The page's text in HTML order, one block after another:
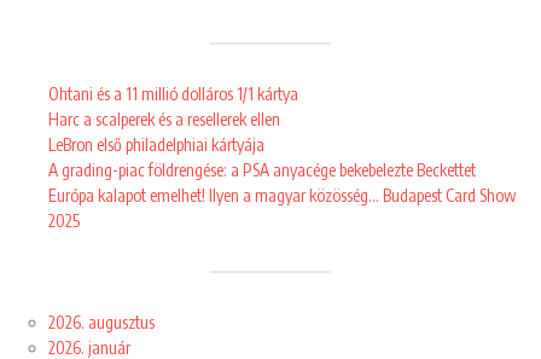
Ohtani és a 11 millió dolláros 1/1 kártya
Harc a scalperek és a resellerek ellen
LeBron első philadelphiai kártyája
A grading-piac földrengése: a PSA anyacége bekebelezte Beckettet
Európa kalapot emelhet! Ilyen a magyar közösség… Budapest Card Show
2025
2026. augusztus
2026. január